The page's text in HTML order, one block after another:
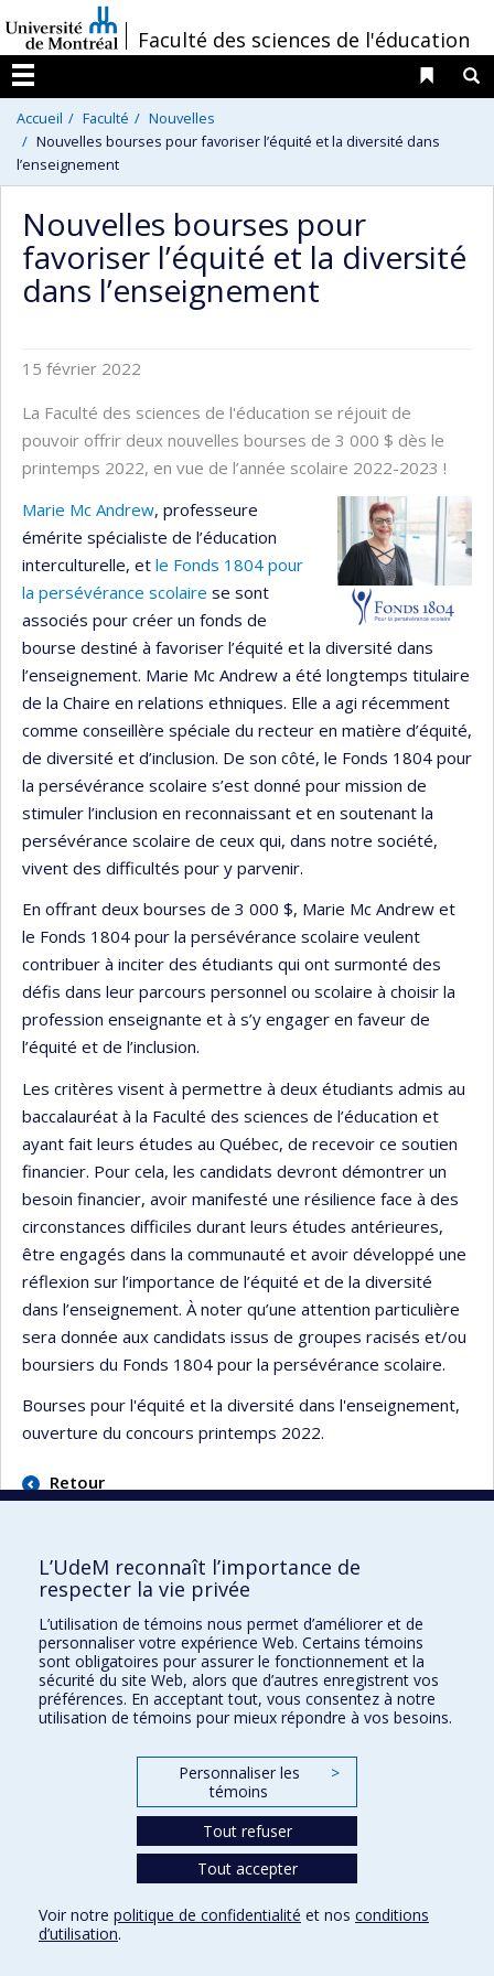
au
contenu
/Faculté des sciences de l'éducation
Menu
Liens
Accueil Faculté
Nouvelles
Nouvelles bourses pour favoriser l’équité et la diversité dans
l’enseignement
Nouvelles bourses pour
favoriser l’équité et la diversité
dans l’enseignement
15 février 2022
La Faculté des sciences de l'éducation se réjouit de
pouvoir offrir deux nouvelles bourses de 3 000 $ dès le
printemps 2022, en vue de l’année scolaire 2022-2023 !
Marie Mc Andrew, professeure
émérite spécialiste de l’éducation
interculturelle, et le Fonds 1804 pour
la persévérance scolaire se sont
associés pour créer un fonds de
bourse destiné à favoriser l’équité et la diversité dans
l’enseignement. Marie Mc Andrew a été longtemps titulaire
de la Chaire en relations ethniques. Elle a agi récemment
comme conseillère spéciale du recteur en matière d’équité,
de diversité et d’inclusion. De son côté, le Fonds 1804 pour
la persévérance scolaire s’est donné pour mission de
stimuler l’inclusion en reconnaissant et en soutenant la
persévérance scolaire de ceux qui, dans notre société,
vivent des difficultés pour y parvenir.
En offrant deux bourses de 3 000 $, Marie Mc Andrew et
le Fonds 1804 pour la persévérance scolaire veulent
contribuer à inciter des étudiants qui ont surmonté des
défis dans leur parcours personnel ou scolaire à choisir la
profession enseignante et à s’y engager en faveur de
l’équité et de l’inclusion.
Les critères visent à permettre à deux étudiants admis au
baccalauréat à la Faculté des sciences de l’éducation et
ayant fait leurs études au Québec, de recevoir ce soutien
financier. Pour cela, les candidats devront démontrer un
besoin financier, avoir manifesté une résilience face à des
circonstances difficiles durant leurs études antérieures,
être engagés dans la communauté et avoir développé une
réflexion sur l’importance de l’équité et de la diversité
dans l’enseignement. À noter qu’une attention particulière
sera donnée aux candidats issus de groupes racisés et/ou
boursiers du Fonds 1804 pour la persévérance scolaire.
Bourses pour l'équité et la diversité dans l'enseignement,
ouverture du concours printemps 2022.
Retour
Faculté des sciences de l'éducation
Pavillon Marie-Victorin
90, avenue Vincent-d'Indy
Montréal (Québec) H2V 2S9
Conditions d’utilisation
L’UdeM reconnaît l’importance de
respecter la vie privée
L’utilisation de témoins nous permet d’améliorer et de
personnaliser votre expérience Web. Certains témoins
sont obligatoires pour assurer le fonctionnement et la
sécurité du site Web, alors que d’autres enregistrent vos
préférences. En acceptant tout, vous consentez à notre
utilisation de témoins pour mieux répondre à vos besoins.
Personnaliser les
témoins
>
Tout refuser
Tout accepter
Voir notre politique de confidentialité et nos conditions
d’utilisation.